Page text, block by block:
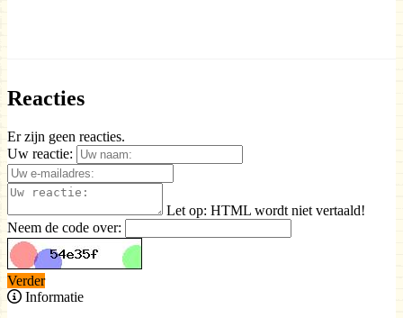
Reacties
Er zijn geen reacties.
Uw reactie:
Let op: HTML wordt niet vertaald!
Neem de code over:
Verder
Informatie